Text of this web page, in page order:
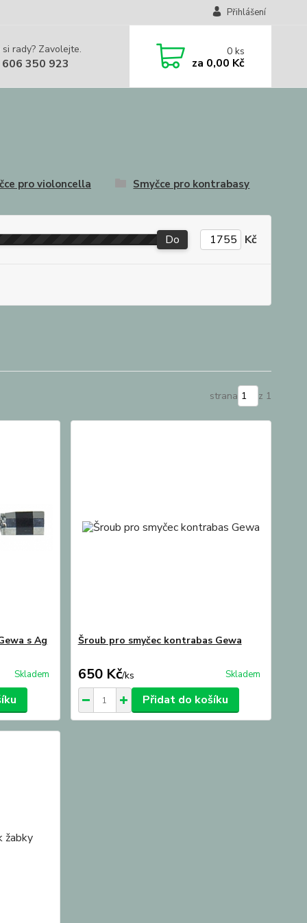
Přihlášení
rady? Zavolejte.
350 923
0ks
za 0,00 Kč
pro violoncella Smyčce pro kontrabasy
Do Kč
strana z 1
s Ag
Skladem
Šroub pro smyčec kontrabas Gewa
650 Kč/ks Skladem
Přidat do košíku